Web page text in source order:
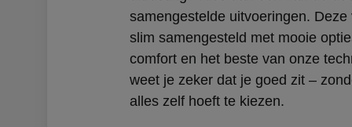
samengestelde uitvoeringen. Deze
slim samengesteld met mooie
comfort en het beste van onze
weet je zeker dat je goed zit –
alles zelf hoeft te kiezen.